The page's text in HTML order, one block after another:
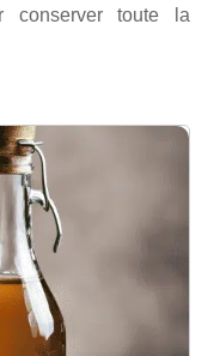
conserver toute la